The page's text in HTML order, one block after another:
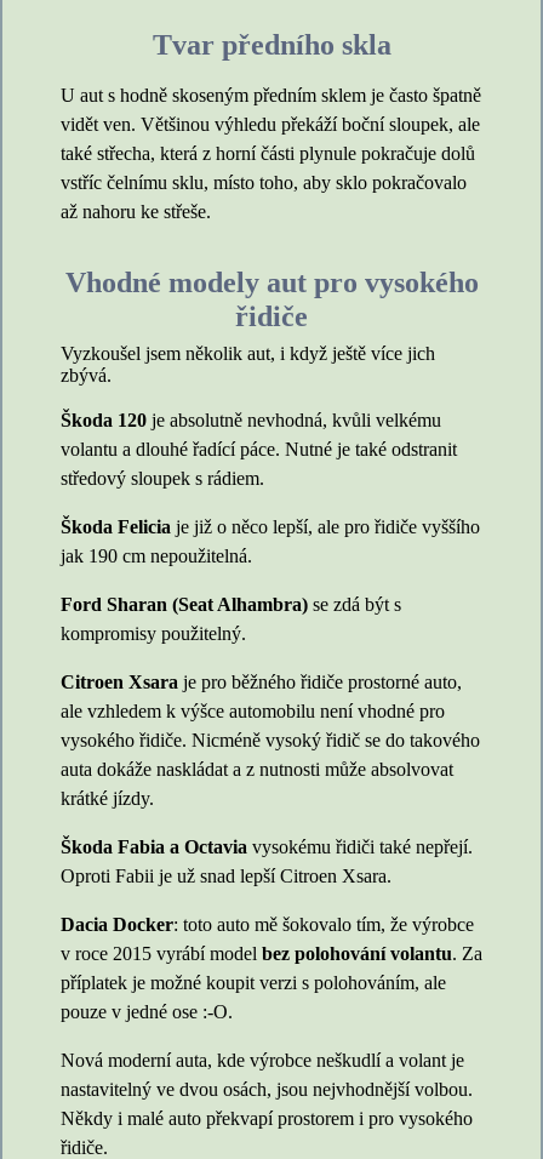
Tvar předního skla
U aut s hodně skoseným předním sklem je často špatně
vidět ven. Většinou výhledu překáží boční sloupek, ale
také střecha, která z horní části plynule pokračuje dolů
vstříc čelnímu sklu, místo toho, aby sklo pokračovalo
až nahoru ke střeše.
Vhodné modely aut pro vysokého
řidiče
Vyzkoušel jsem několik aut, i když ještě více jich
zbývá.
Škoda 120 je absolutně nevhodná, kvůli velkému
volantu a dlouhé řadící páce. Nutné je také odstranit
středový sloupek s rádiem.
Škoda Felicia je již o něco lepší, ale pro řidiče vyššího
jak 190 cm nepoužitelná.
Ford Sharan (Seat Alhambra) se zdá být s
kompromisy použitelný.
Citroen Xsara je pro běžného řidiče prostorné auto,
ale vzhledem k výšce automobilu není vhodné pro
vysokého řidiče. Nicméně vysoký řidič se do takového
auta dokáže naskládat a z nutnosti může absolvovat
krátké jízdy.
Škoda Fabia a Octavia vysokému řidiči také nepřejí.
Oproti Fabii je už snad lepší Citroen Xsara.
Dacia Docker: toto auto mě šokovalo tím, že výrobce
v roce 2015 vyrábí model bez polohování volantu. Za
příplatek je možné koupit verzi s polohováním, ale
pouze v jedné ose :-O.
Nová moderní auta, kde výrobce neškudlí a volant je
nastavitelný ve dvou osách, jsou nejvhodnější volbou.
Někdy i malé auto překvapí prostorem i pro vysokého
řidiče.